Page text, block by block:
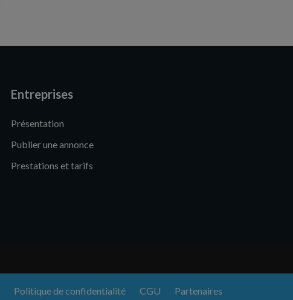
Entreprises
Présentation
Publier une annonce
Prestations et tarifs
Politique de confidentialité CGU Partenaires